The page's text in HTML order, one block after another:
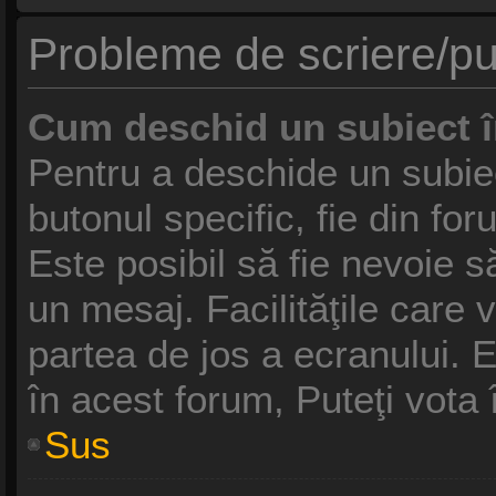
Probleme de scriere/
Cum deschid un subiect
Pentru a deschide un
butonul specific, fie din
Este posibil să fie nevoie
un mesaj. Facilităţile care
partea de jos a ecranului.
în acest forum, Puteţi vota
Sus